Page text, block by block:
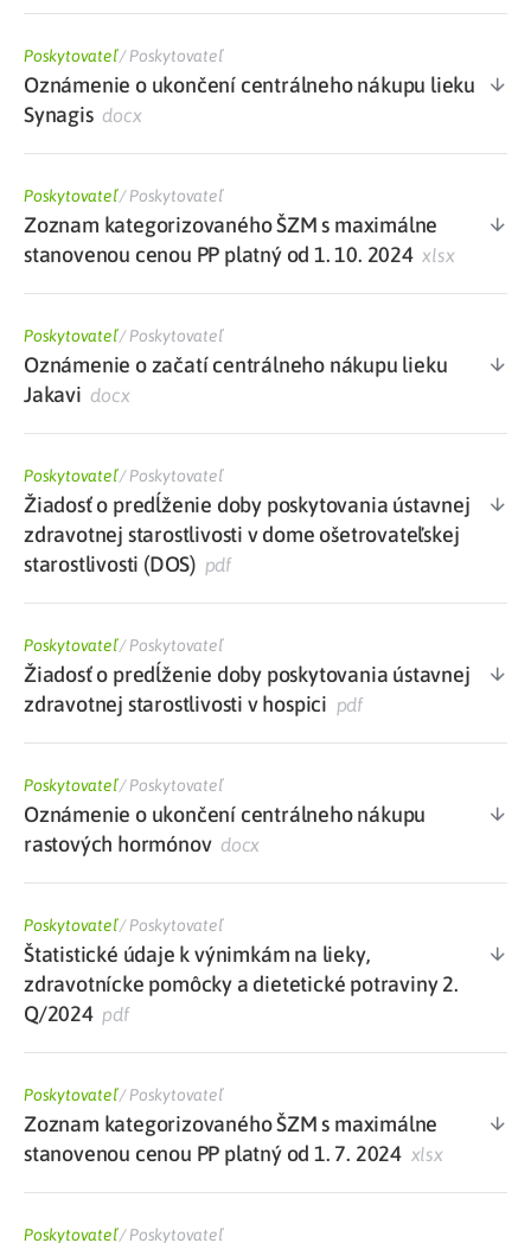
Poskytovateľ/Poskytovateľ
Oznámenie o ukončení centrálneho nákupu lieku
Synagisdocx
Poskytovateľ/Poskytovateľ
Zoznam kategorizovaného ŠZM s maximálne
stanovenou cenou PP platný od 1. 10. 2024xlsx
Poskytovateľ/Poskytovateľ
Oznámenie o začatí centrálneho nákupu lieku
Jakavi docx
Poskytovateľ/Poskytovateľ
Žiadosť o predĺženie doby poskytovania ústavnej
zdravotnej starostlivosti v dome ošetrovateľskej
starostlivosti (DOS) pdf
Poskytovateľ/Poskytovateľ
Žiadosť o predĺženie doby poskytovania ústavnej
zdravotnej starostlivosti v hospici pdf
Poskytovateľ/Poskytovateľ
Oznámenie o ukončení centrálneho nákupu
rastových hormónovdocx
Poskytovateľ/Poskytovateľ
Štatistické údaje k výnimkám na lieky,
zdravotnícke pomôcky a dietetické potraviny 2.
Q/2024pdf
Poskytovateľ/Poskytovateľ
Zoznam kategorizovaného ŠZM s maximálne
stanovenou cenou PP platný od 1. 7. 2024 xlsx
Poskytovateľ/Poskytovateľ